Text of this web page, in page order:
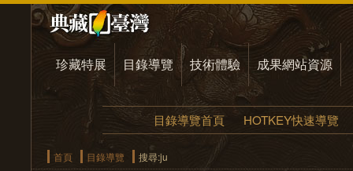
珍藏特展 目錄導覽 技術體驗 成果網站資源
目錄導覽首頁 HOTKEY快速導覽
首頁 目錄導覽 搜尋:ju